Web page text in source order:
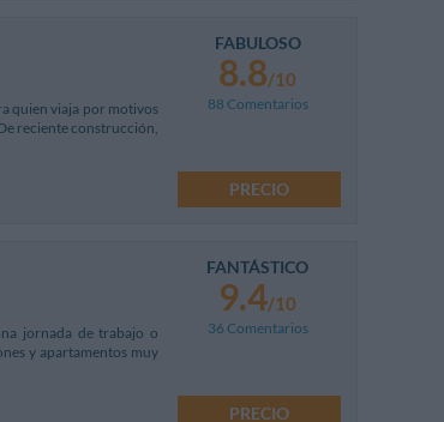
quien viaja por motivos
reciente construcción,
FABULOSO
8.8/10
88 Comentarios
PRECIO
jornada de trabajo o
y apartamentos muy
FANTÁSTICO
9.4/10
36 Comentarios
PRECIO